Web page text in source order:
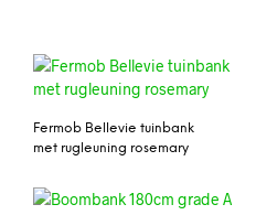
Fermob Bellevie tuinbank
met rugleuning rosemary